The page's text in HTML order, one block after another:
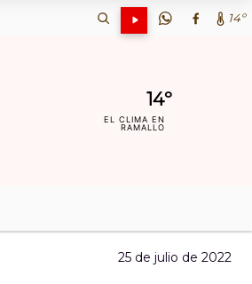
14º
14º
EL CLIMA EN
RAMALLO
25 de julio de 2022